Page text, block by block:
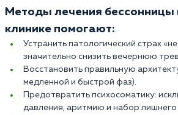
Методы лечения бессонницы
клинике помогают:
Устранить патологический страх «не
значительно снизить вечернюю
Восстановить правильную
медленной и быстрой фаз).
Предотвратить психосоматику:
давления, аритмию и набор лишнего